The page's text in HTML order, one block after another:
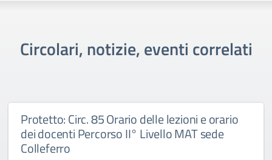
Circolari, notizie, eventi correlati
Protetto: Circ. 85 Orario delle lezioni e orario
dei docenti Percorso II° Livello MAT sede
Colleferro